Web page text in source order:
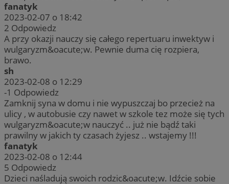
fanatyk
2023-02-07 o 18:42
2 Odpowiedz
A przy okazji nauczy się całego repertuaru inwektyw i
wulgaryzm&oacute;w. Pewnie duma cię rozpiera,
brawo.
sh
2023-02-08 o 12:29
-1 Odpowiedz
Zamknij syna w domu i nie wypuszczaj bo przecież na
ulicy , w autobusie czy nawet w szkole tez może się tych
wulgaryzm&oacute;w nauczyć .. już nie bądź taki
prawilny w jakich ty czasach żyjesz .. wstajemy !!!
fanatyk
2023-02-08 o 12:44
5 Odpowiedz
Dzieci naśladują swoich rodzic&oacute;w. Idźcie sobie